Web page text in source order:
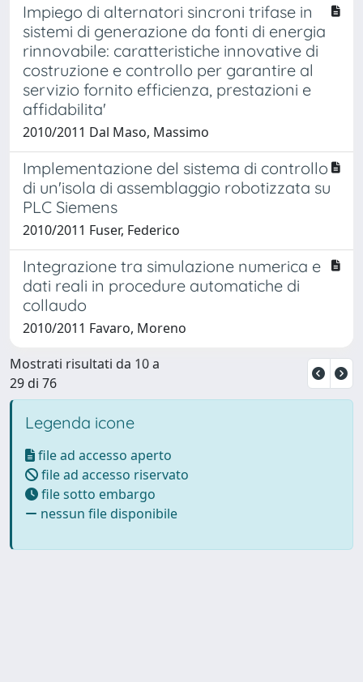
Impiego di alternatori sincroni trifase in
sistemi di generazione da fonti di energia
rinnovabile: caratteristiche innovative di
costruzione e controllo per garantire al
servizio fornito efficienza, prestazioni e
affidabilita'
2010/2011 Dal Maso, Massimo
Implementazione del sistema di controllo
di un'isola di assemblaggio robotizzata su
PLC Siemens
2010/2011 Fuser, Federico
Integrazione tra simulazione numerica e
dati reali in procedure automatiche di
collaudo
2010/2011 Favaro, Moreno
Mostrati risultati da 10 a
29 di 76
Legenda icone
file ad accesso aperto
file ad accesso riservato
file sotto embargo
nessun file disponibile